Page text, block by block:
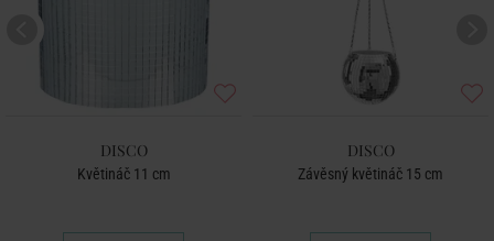
DISCO
Květináč 11 cm
DISCO
Závěsný květináč 15 cm